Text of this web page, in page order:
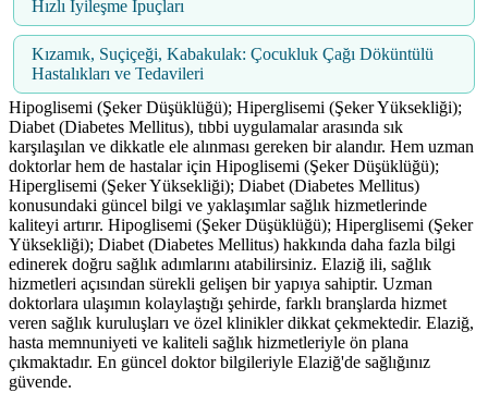
Hızlı İyileşme İpuçları
Kızamık, Suçiçeği, Kabakulak: Çocukluk Çağı Döküntülü
Hastalıkları ve Tedavileri
Hipoglisemi (Şeker Düşüklüğü); Hiperglisemi (Şeker Yüksekliği);
Diabet (Diabetes Mellitus), tıbbi uygulamalar arasında sık
karşılaşılan ve dikkatle ele alınması gereken bir alandır. Hem uzman
doktorlar hem de hastalar için Hipoglisemi (Şeker Düşüklüğü);
Hiperglisemi (Şeker Yüksekliği); Diabet (Diabetes Mellitus)
konusundaki güncel bilgi ve yaklaşımlar sağlık hizmetlerinde
kaliteyi artırır. Hipoglisemi (Şeker Düşüklüğü); Hiperglisemi (Şeker
Yüksekliği); Diabet (Diabetes Mellitus) hakkında daha fazla bilgi
edinerek doğru sağlık adımlarını atabilirsiniz. Elaziğ ili, sağlık
hizmetleri açısından sürekli gelişen bir yapıya sahiptir. Uzman
doktorlara ulaşımın kolaylaştığı şehirde, farklı branşlarda hizmet
veren sağlık kuruluşları ve özel klinikler dikkat çekmektedir. Elaziğ,
hasta memnuniyeti ve kaliteli sağlık hizmetleriyle ön plana
çıkmaktadır. En güncel doktor bilgileriyle Elaziğ'de sağlığınız
güvende.